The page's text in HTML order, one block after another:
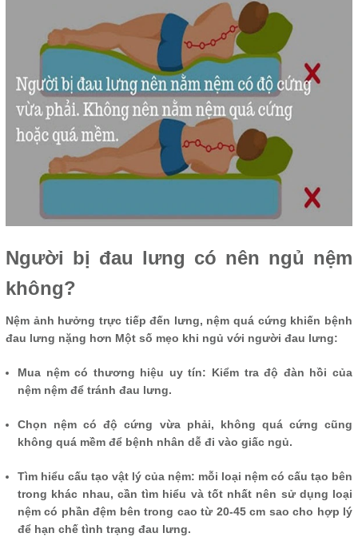
Người bị đau lưng có nên ngủ nệm
không?
Nệm ảnh hưởng trực tiếp đến lưng, nệm quá cứng khiến bệnh
đau lưng nặng hơn Một số mẹo khi ngủ với người đau lưng:
Mua nệm có thương hiệu uy tín: Kiểm tra độ đàn hồi của
nệm nệm để tránh đau lưng.
Chọn nệm có độ cứng vừa phải, không quá cứng cũng
không quá mềm để bệnh nhân dễ đi vào giấc ngủ.
Tìm hiểu cấu tạo vật lý của nệm: mỗi loại nệm có cấu tạo bên
trong khác nhau, cần tìm hiểu và tốt nhất nên sử dụng loại
nệm có phần đệm bên trong cao từ 20-45 cm sao cho hợp lý
để hạn chế tình trạng đau lưng.